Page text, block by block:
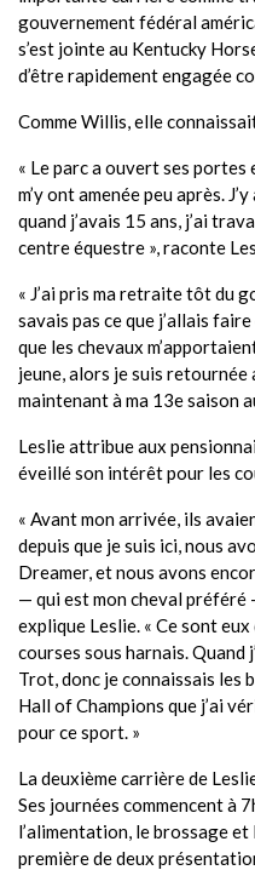
gouvernement fédéral
s’est jointe au Kentucky
d’être rapidement engagée
Comme Willis, elle
« Le parc a ouvert ses
m’y ont amenée peu après.
quand j’avais 15 ans, j’ai
centre équestre », raconte
« J’ai pris ma retraite tôt du
savais pas ce que j’allais
que les chevaux
jeune, alors je suis retournée
maintenant à ma 13e saison
Leslie attribue aux
éveillé son intérêt pour les
« Avant mon arrivée, ils
depuis que je suis ici, nous
Dreamer, et nous avons
— qui est mon cheval préféré
explique Leslie. « Ce sont
courses sous harnais. Quand
Trot, donc je connaissais les
Hall of Champions que j’ai
pour ce sport. »
La deuxième carrière de
Ses journées commencent à
l’alimentation, le brossage
première de deux